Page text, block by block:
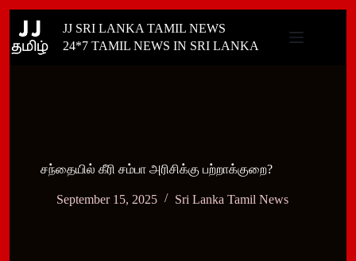
content
JJ SRI LANKA TAMIL NEWS
24*7 TAMIL NEWS IN SRI LANKA
சந்தையில் கீரி சம்பா அரிசிக்கு பற்றாக்குறை?
September 15, 2025 Sri Lanka Tamil News